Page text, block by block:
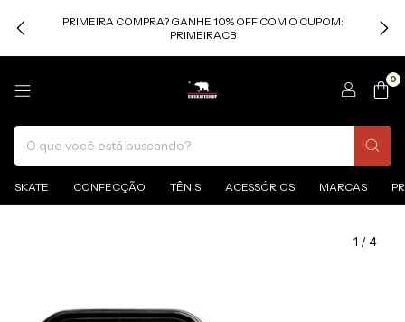
PRIMEIRA COMPRA? GANHE 10% OFF COM O CUPOM:
PRIMEIRACB
0
SKATE CONFECÇÃO TÊNIS ACESSÓRIOS MARCAS
1 /4